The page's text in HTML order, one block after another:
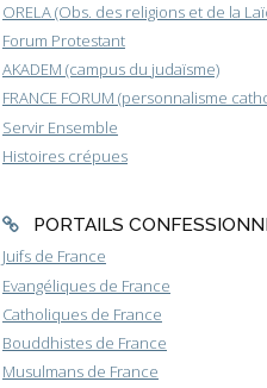
ORELA (Obs. des religions et de la
Forum Protestant
AKADEM (campus du judaïsme)
FRANCE FORUM (personnalisme
Servir Ensemble
Histoires crépues
PORTAILS
Juifs de France
Evangéliques de France
Catholiques de France
Bouddhistes de France
Musulmans de France